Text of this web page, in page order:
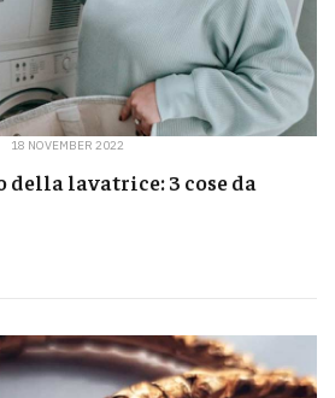
18 NOVEMBER 2022
lavatrice: 3 cose da